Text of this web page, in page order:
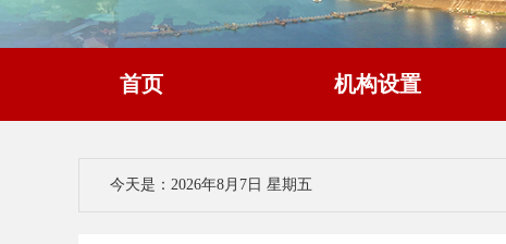
首页 机构设置
今天是：2026年8月7日 星期五